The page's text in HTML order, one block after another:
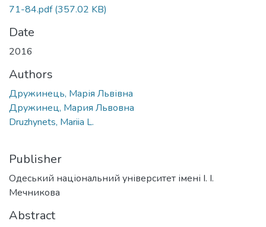
71-84.pdf(357.02 KB)
Date
2016
Authors
Дружинець, Марія Львівна
Дружинец, Мария Львовна
Druzhynets, Mariia L.
Publisher
Одеський національний університет імені І. І.
Мечникова
Abstract